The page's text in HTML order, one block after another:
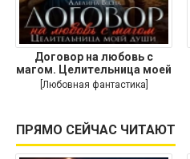
Договор на любовь с
магом. Целительница моей
души
[Любовная фантастика]
ПРЯМО СЕЙЧАС ЧИТАЮТ